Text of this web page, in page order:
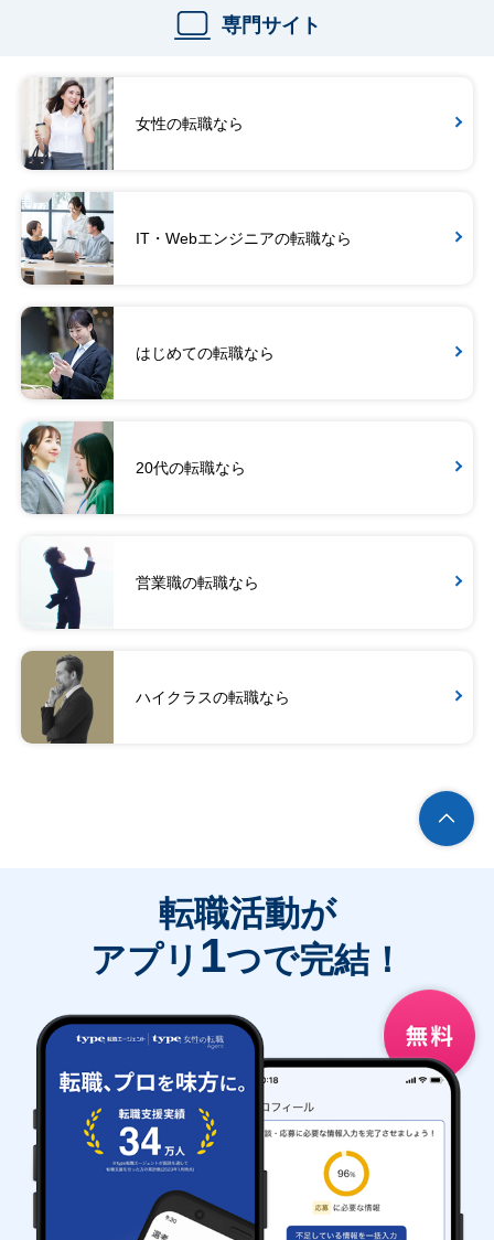
専門サイト
女性の転職なら
IT・Webエンジニアの転職なら
はじめての転職なら
20代の転職なら
営業職の転職なら
ハイクラスの転職なら
転職活動が
アプリ 1つで完結！